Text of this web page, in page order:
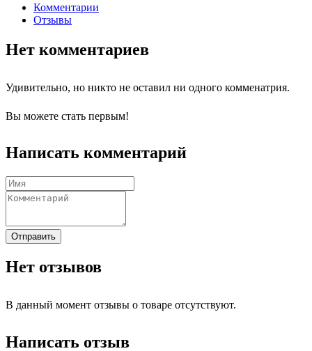
Комментарии
Отзывы
Нет комментариев
Удивительно, но никто не оставил ни одного комменатрия.
Вы можете стать первым!
Написать комментарий
Отправить
Нет отзывов
В данный момент отзывы о товаре отсутствуют.
Написать отзыв